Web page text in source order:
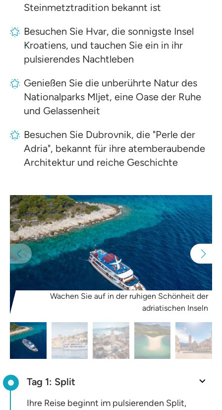
Steinmetztradition bekannt ist
Besuchen Sie Hvar, die sonnigste Insel
Kroatiens, und tauchen Sie ein in ihr
pulsierendes Nachtleben
Genießen Sie die unberührte Natur des
Nationalparks Mljet, eine Oase der Ruhe
und Gelassenheit
Besuchen Sie Dubrovnik, die "Perle der
Adria", bekannt für ihre atemberaubende
Architektur und reiche Geschichte
Wachen Sie auf in der ruhigen Schönheit der
adriatischen Inseln
Tag 1: Split
Ihre Reise beginnt im pulsierenden Split,